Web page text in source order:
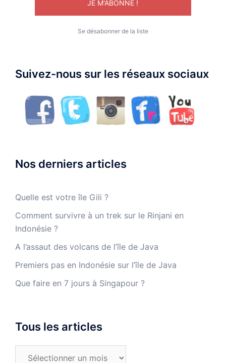
Se désabonner de la liste
Suivez-nous sur les réseaux sociaux
Nos derniers articles
Quelle est votre île Gili ?
Comment survivre à un trek sur le Rinjani en
Indonésie ?
A l’assaut des volcans de l’île de Java
Premiers pas en Indonésie sur l’île de Java
Que faire en 7 jours à Singapour ?
Tous les articles